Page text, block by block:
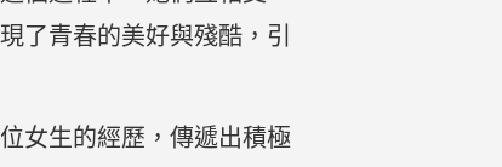
了青春的美好與殘酷，引
女生的經歷，傳遞出積極